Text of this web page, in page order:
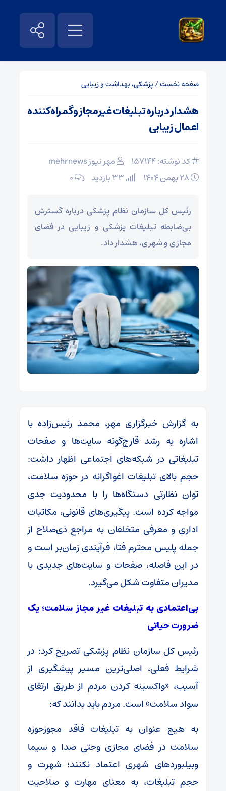
صفحه نخست/ پزشکی، بهداشت و زیبایی
هشدار درباره تبلیغات غیرمجاز وگمراه‌کننده
اعمال زیبایی
کد نوشته: 157144
مهر نیوز mehrnews
۰
رئیس کل سازمان نظام پزشکی درباره گسترش
بی‌ضابطه تبلیغات پزشکی و زیبایی در فضای
مجازی و شهری، هشدار داد.
به گزارش خبرگزاری مهر، محمد رئیس‌زاده با
اشاره به رشد قارچ‌گونه سایت‌ها و صفحات
تبلیغاتی در شبکه‌های اجتماعی اظهار داشت:
حجم بالای تبلیغات اغواگرانه در حوزه سلامت،
توان نظارتی دستگاه‌ها را با محدودیت جدی
مواجه کرده است. پیگیری‌های قانونی، مکاتبات
اداری و معرفی متخلفان به مراجع ذی‌صلاح از
جمله پلیس محترم فتا، فرآیندی زمان‌بر است و
در این فاصله، صفحات و سایت‌های جدیدی با
مدیران متفاوت شکل می‌گیرد.
بی‌اعتمادی به تبلیغات غیر مجاز سلامت؛ یک
ضرورت حیاتی
رئیس کل سازمان نظام پزشکی تصریح کرد: در
شرایط فعلی، اصلی‌ترین مسیر پیشگیری از
آسیب، «واکسینه کردن مردم از طریق ارتقای
سواد سلامت» است. مردم باید بدانند که:
به هیچ عنوان به تبلیغات فاقد مجوزحوزه
سلامت در فضای مجازی وحتی صدا و سیما
وبیلبوردهای شهری اعتماد نکنند؛ شهرت و
حجم تبلیغات، به معنای مهارت و صلاحیت